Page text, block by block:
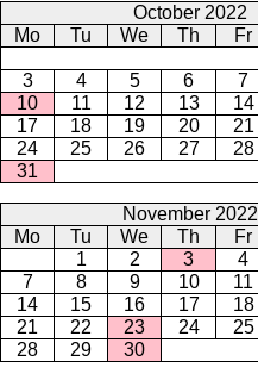
October 2022
Mo
Tu We Th Fr
3
4 5 6 7
10
11 12 13 14
17
18 19 20 21
24
25 26 27 28
31
November 2022
Mo
Tu We Th Fr
1
2 3 4
7
8 9 10 11
14
15 16 17 18
21
22 23 24 25
28
29 30